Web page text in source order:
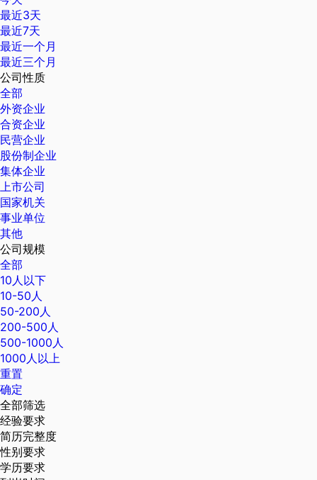
最近3天
最近7天
最近一个月
最近三个月
公司性质
全部
外资企业
合资企业
民营企业
股份制企业
集体企业
上市公司
国家机关
事业单位
其他
公司规模
全部
10人以下
10-50人
50-200人
200-500人
500-1000人
1000人以上
重置
确定
全部筛选
经验要求
简历完整度
性别要求
学历要求